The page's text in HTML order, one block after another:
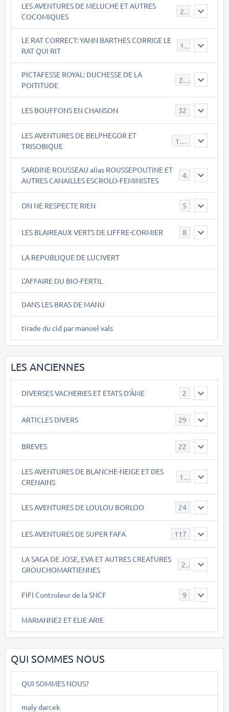
LES AVENTURES DE MELUCHE ET AUTRES
COCOMIQUES
22
LE RAT CORRECT: YANN BARTHES CORRIGE LE
RAT QUI RIT
15
PICTAFESSE ROYAL: DUCHESSE DE LA
POITITUDE
23
LES BOUFFONS EN CHANSON 32
LES AVENTURES DE BELPHEGOR ET
TRISOBIQUE
147
SARDINE ROUSSEAU alias ROUSSEPOUTINE ET
AUTRES CANAILLES ESCROLO-FEMINISTES
40
ON NE RESPECTE RIEN 5
LES BLAIREAUX VERTS DE LIFFRE-CORMIER 8
LA REPUBLIQUE DE LUCIVERT
L'AFFAIRE DU BIO-FERTIL
DANS LES BRAS DE MANU
tirade du cid par manuel vals
LES ANCIENNES
DIVERSES VACHERIES ET ETATS D'ÂME 2
ARTICLES DIVERS 29
BREVES 22
LES AVENTURES DE BLANCHE-NEIGE ET DES
CRENAINS
17
LES AVENTURES DE LOULOU BORLOO 24
LES AVENTURES DE SUPER FAFA 117
LA SAGA DE JOSE, EVA ET AUTRES CREATURES
GROUCHOMARTIENNES
26
FIFI Controleur de la SNCF 9
MARIANNE2 ET ELIE ARIE
QUI SOMMES NOUS
QUI SOMMES NOUS?
maly darcek